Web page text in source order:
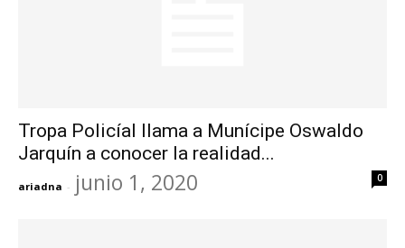
Tropa Policíal llama a Munícipe Oswaldo
Jarquín a conocer la realidad...
ariadna - junio 1, 2020 0